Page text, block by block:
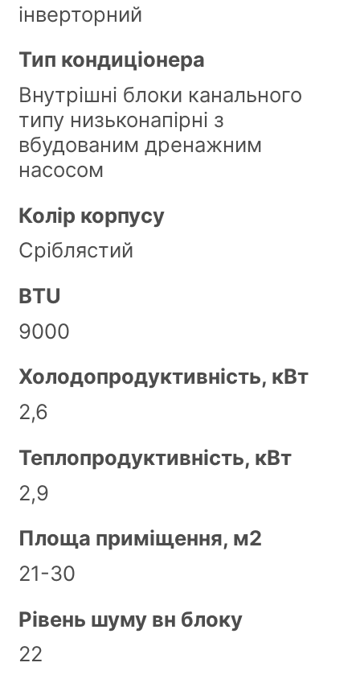
інверторний
Тип кондиціонера
Внутрішні блоки канального
типу низьконапірні з
вбудованим дренажним
насосом
Колір корпусу
Сріблястий
BTU
9000
Холодопродуктивність, кВт
2,6
Теплопродуктивність, кВт
2,9
Площа приміщення, м2
21-30
Рівень шуму вн блоку
22